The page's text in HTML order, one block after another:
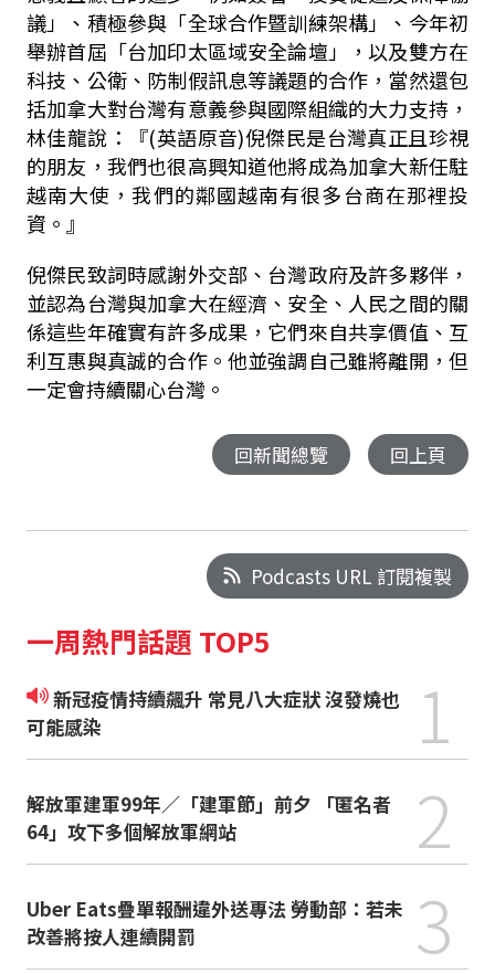
議」、積極參與「全球合作暨訓練架構」、今年初
舉辦首屆「台加印太區域安全論壇」，以及雙方在
科技、公衛、防制假訊息等議題的合作，當然還包
括加拿大對台灣有意義參與國際組織的大力支持，
林佳龍說：『(英語原音)倪傑民是台灣真正且珍視
的朋友，我們也很高興知道他將成為加拿大新任駐
越南大使，我們的鄰國越南有很多台商在那裡投
資。』
倪傑民致詞時感謝外交部、台灣政府及許多夥伴，
並認為台灣與加拿大在經濟、安全、人民之間的關
係這些年確實有許多成果，它們來自共享價值、互
利互惠與真誠的合作。他並強調自己雖將離開，但
一定會持續關心台灣。
回新聞總覽 回上頁
Podcasts URL 訂閱複製
一周熱門話題 TOP5
新冠疫情持續飆升 常見八大症狀 沒發燒也
可能感染
1
解放軍建軍99年／「建軍節」前夕 「匿名者
64」攻下多個解放軍網站
2
Uber Eats疊單報酬違外送專法 勞動部：若未
改善將按人連續開罰
3